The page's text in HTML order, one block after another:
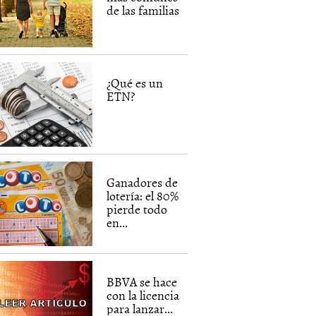
de las familias
¿Qué es un
ETN?
Ganadores de
lotería: el 80%
pierde todo
en...
BBVA se hace
con la licencia
para lanzar...